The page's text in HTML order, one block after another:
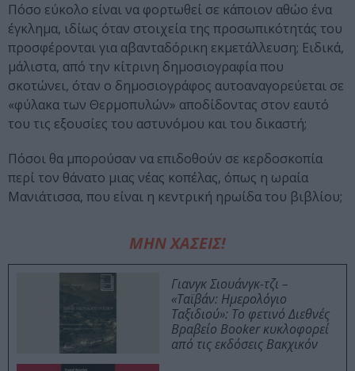
Πόσο εύκολο είναι να φορτωθεί σε κάποιον αθώο ένα
έγκλημα, ιδίως όταν στοιχεία της προσωπικότητάς του
προσφέρονται για αβανταδόρικη εκμετάλλευση; Ειδικά,
μάλιστα, από την κίτρινη δημοσιογραφία που
σκοτώνει, όταν ο δημοσιογράφος αυτοαναγορεύεται σε
«φύλακα των Θερμοπυλών» αποδίδοντας στον εαυτό
του τις εξουσίες του αστυνόμου και του δικαστή;
Πόσοι θα μπορούσαν να επιδοθούν σε κερδοσκοπία
περί τον θάνατο μιας νέας κοπέλας, όπως η ωραία
Μανιάτισσα, που είναι η κεντρική ηρωίδα του βιβλίου;
ΜΗΝ ΧΑΣΕΙΣ!
Γιανγκ Σιουάνγκ-τζι –
«Ταϊβάν: Ημερολόγιο
Ταξιδιού»: Το φετινό Διεθνές
Βραβείο Booker κυκλοφορεί
από τις εκδόσεις Βακχικόν